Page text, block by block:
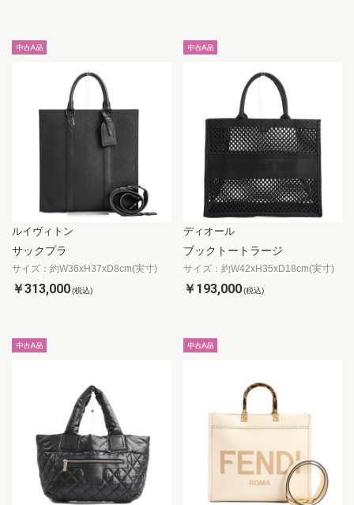
ルイヴィトン
サックプラ
サイズ：約W36xH37xD8cm(実寸)
￥313,000(税込)
ディオール
ブックトートラージ
サイズ：約W42xH35xD18cm(実寸)
￥193,000 (税込)